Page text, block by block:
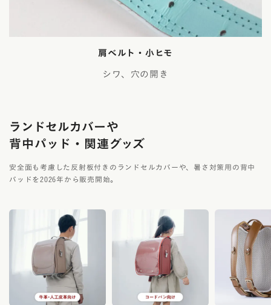
肩ベルト・小ヒモ
シワ、穴の開き
ランドセルカバーや
背中パッド・関連グッズ
安全面も考慮した反射板付きのランドセルカバーや、暑さ対策用の背中
パッドを2026年から販売開始。